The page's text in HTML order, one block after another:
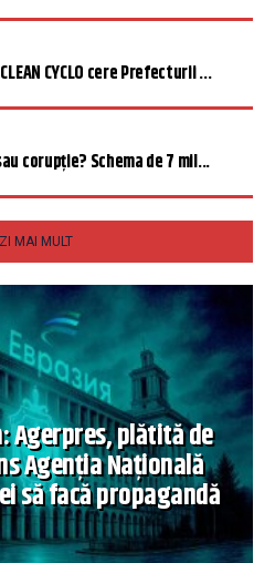
CYCLO cere Prefecturii ...
corupție? Schema de 7 mil...
MAI MULT
Agerpres, plătită de
Agenția Națională
să facă propagandă